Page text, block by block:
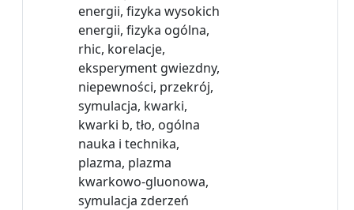
energii, fizyka wysokich
energii, fizyka ogólna,
rhic, korelacje,
eksperyment gwiezdny,
niepewności, przekrój,
symulacja, kwarki,
kwarki b, tło, ogólna
nauka i technika,
plazma, plazma
kwarkowo-gluonowa,
symulacja zderzeń